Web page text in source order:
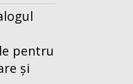
pentru
și